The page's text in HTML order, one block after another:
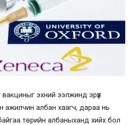
эхний ээлжинд эрүүл
ажилчин албан хаагч, дараа нь
төрийн албаныханд хийх бол